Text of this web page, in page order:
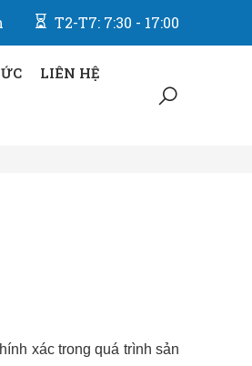
T2-T7: 7:30 - 17:00
LIÊN HỆ
xác trong quá trình sản